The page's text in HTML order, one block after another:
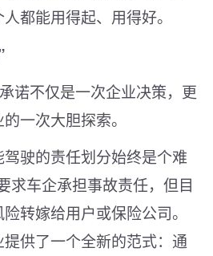
都能用得起、用得好。
诺不仅是一次企业决策，更
一次大胆探索。
驶的责任划分始终是个难
求车企承担事故责任，但目
转嫁给用户或保险公司。
供了一个全新的范式：通